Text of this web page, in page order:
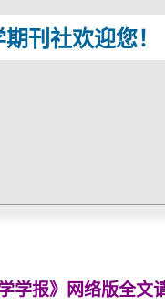
刊社欢迎您！
学报》网络版全文